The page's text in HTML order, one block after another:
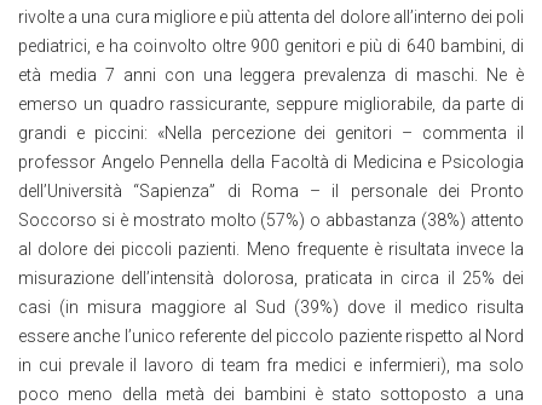
rivolte a una cura migliore e più attenta del dolore all’interno dei poli
pediatrici, e ha coinvolto oltre 900 genitori e più di 640 bambini, di
età media 7 anni con una leggera prevalenza di maschi. Ne è
emerso un quadro rassicurante, seppure migliorabile, da parte di
grandi e piccini: «Nella percezione dei genitori – commenta il
professor Angelo Pennella della Facoltà di Medicina e Psicologia
dell’Università “Sapienza” di Roma – il personale dei Pronto
Soccorso si è mostrato molto (57%) o abbastanza (38%) attento
al dolore dei piccoli pazienti. Meno frequente è risultata invece la
misurazione dell’intensità dolorosa, praticata in circa il 25% dei
casi (in misura maggiore al Sud (39%) dove il medico risulta
essere anche l’unico referente del piccolo paziente rispetto al Nord
in cui prevale il lavoro di team fra medici e infermieri), ma solo
poco meno della metà dei bambini è stato sottoposto a una